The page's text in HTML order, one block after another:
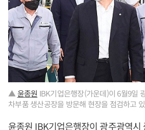
▲윤종원 IBK기업은행장(가운데)이 6월9일
차부품 생산공장을 방문해 현장을 점검하고
윤종원 IBK기업은행장이 광주광역시